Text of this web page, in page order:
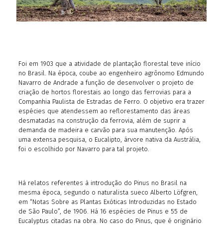
Foi em 1903 que a atividade de plantação florestal teve início
no Brasil. Na época, coube ao engenheiro agrônomo Edmundo
Navarro de Andrade a função de desenvolver o projeto de
criação de hortos florestais ao longo das ferrovias para a
Companhia Paulista de Estradas de Ferro. O objetivo era trazer
espécies que atendessem ao reflorestamento das áreas
desmatadas na construção da ferrovia, além de suprir a
demanda de madeira e carvão para sua manutenção. Após
uma extensa pesquisa, o Eucalipto, árvore nativa da Austrália,
foi o escolhido por Navarro para tal projeto.
Há relatos referentes à introdução do Pinus no Brasil na
mesma época, segundo o naturalista sueco Alberto Löfgren,
em “Notas Sobre as Plantas Exóticas Introduzidas no Estado
de São Paulo”, de 1906. Há 16 espécies de Pinus e 55 de
Eucalyptus citadas na obra. No caso do Pinus, que é originário